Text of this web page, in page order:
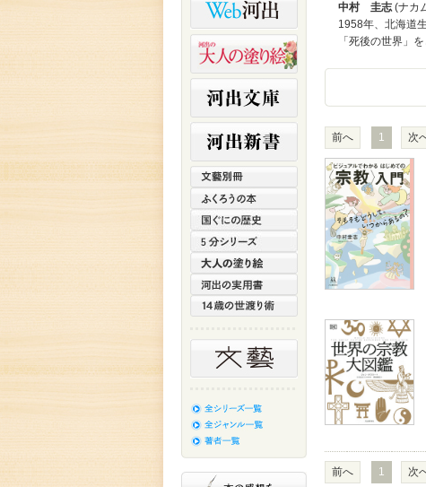
中村 圭志 (ナカ
1958年、北海道
「死後の世界」
前へ 1 次
前へ 1 次